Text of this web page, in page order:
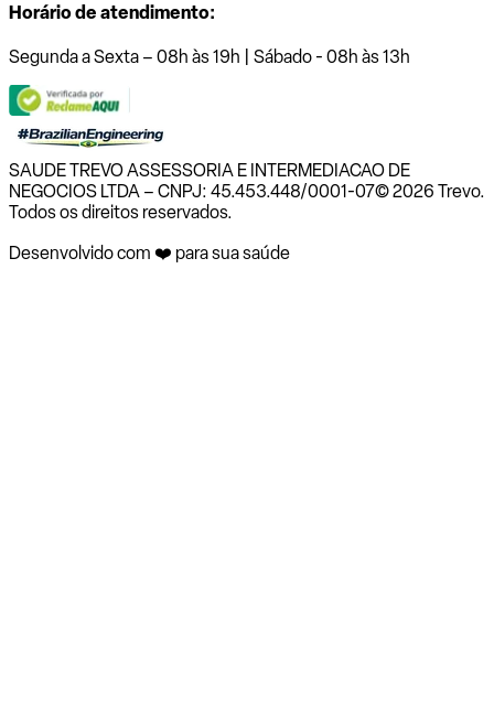
Horário de atendimento:
Segunda a Sexta – 08h às 19h | Sábado - 08h às 13h
SAUDE TREVO ASSESSORIA E INTERMEDIACAO DE
NEGOCIOS LTDA – CNPJ: 45.453.448/0001-07© 2026 Trevo.
Todos os direitos reservados.
Desenvolvido com ❤️ para sua saúde